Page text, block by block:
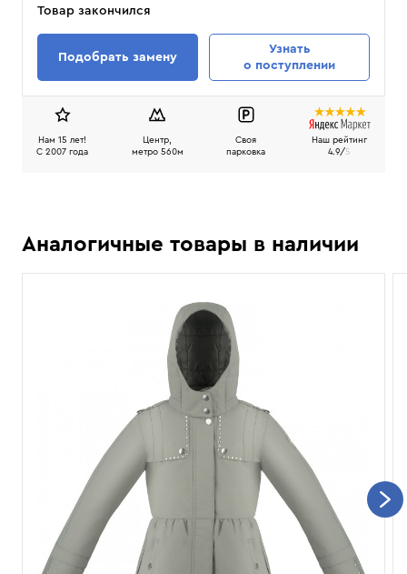
Товар закончился
Подобрать замену
Узнать
о поступлении
Нам 15 лет!
C 2007 года
Центр,
метро 560м
Своя
парковка
Наш рейтинг
4.9/5
Аналогичные товары в наличии